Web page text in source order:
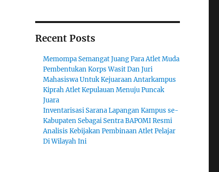
Recent Posts
Memompa Semangat Juang Para Atlet Muda
Pembentukan Korps Wasit Dan Juri
Mahasiswa Untuk Kejuaraan Antarkampus
Kiprah Atlet Kepulauan Menuju Puncak
Juara
Inventarisasi Sarana Lapangan Kampus se-
Kabupaten Sebagai Sentra BAPOMI Resmi
Analisis Kebijakan Pembinaan Atlet Pelajar
Di Wilayah Ini